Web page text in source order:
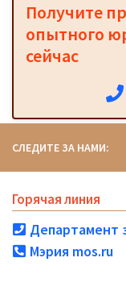
Получите
опытного
сейчас
СЛЕДИТЕ ЗА НАМИ:
Горячая линия
Департамент
Мэрия mos.ru